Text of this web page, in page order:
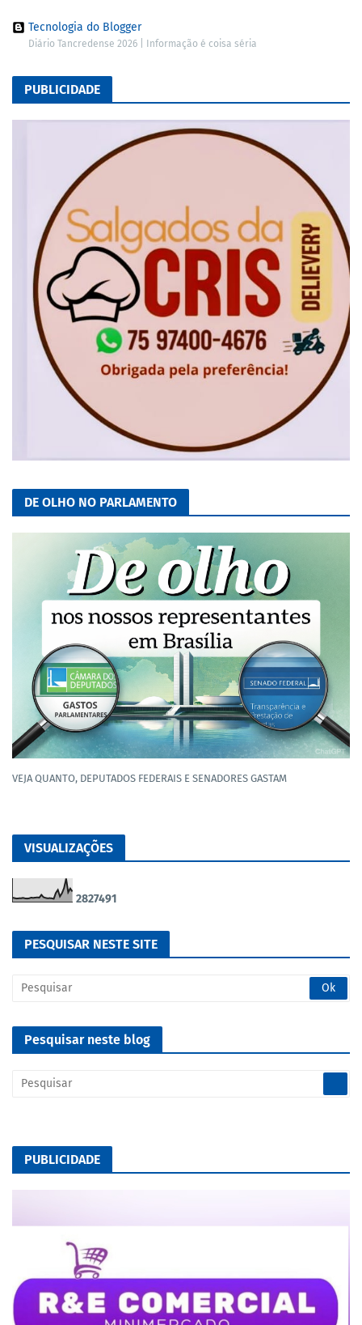
Tecnologia do Blogger
Diário Tancredense 2026 | Informação é coisa séria
PUBLICIDADE
DE OLHO NO PARLAMENTO
VEJA QUANTO, DEPUTADOS FEDERAIS E SENADORES GASTAM
VISUALIZAÇÕES
2827491
PESQUISAR NESTE SITE
Pesquisar neste blog
PUBLICIDADE